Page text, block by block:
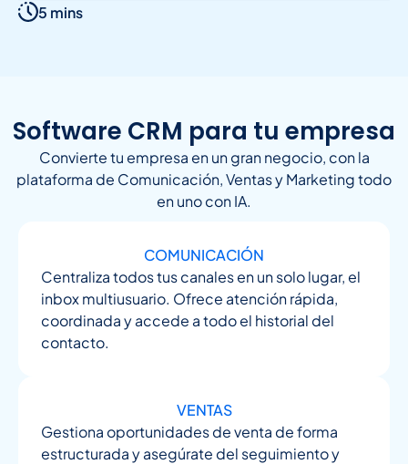
5 mins
Software CRM para tu empresa
Convierte tu empresa en un gran negocio, con la
plataforma de Comunicación, Ventas y Marketing todo
en uno con IA.
COMUNICACIÓN
Centraliza todos tus canales en un solo lugar, el
inbox multiusuario. Ofrece atención rápida,
coordinada y accede a todo el historial del
contacto.
VENTAS
Gestiona oportunidades de venta de forma
estructurada y asegúrate del seguimiento y